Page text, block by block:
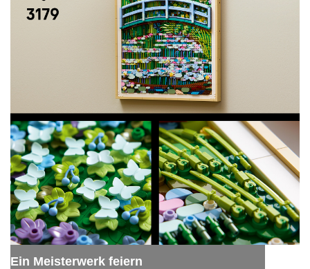
Ein Meisterwerk feiern